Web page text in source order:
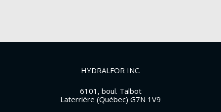
HYDRALFOR INC.
6101, boul. Talbot
Laterrière (Québec) G7N 1V9